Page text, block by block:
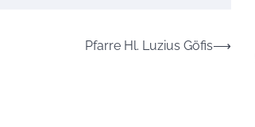
Pfarre Hl. Luzius Göfis⟶